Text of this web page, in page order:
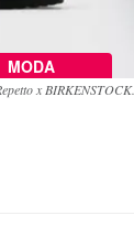
MODA
x BIRKENSTOCK.